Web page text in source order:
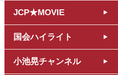
JCP★MOVIE
国会ハイライト
小池晃チャンネル